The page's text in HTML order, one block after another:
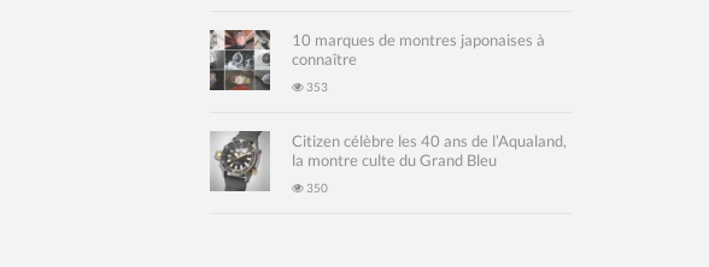
10 marques de montres japonaises à
connaître
353
Citizen célèbre les 40 ans de l’Aqualand,
la montre culte du Grand Bleu
350